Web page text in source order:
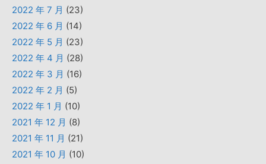
2022 年 7 月 (23)
2022 年 6 月 (14)
2022 年 5 月 (23)
2022 年 4 月 (28)
2022 年 3 月 (16)
2022 年 2 月 (5)
2022 年 1 月 (10)
2021 年 12 月 (8)
2021 年 11 月 (21)
2021 年 10 月 (10)